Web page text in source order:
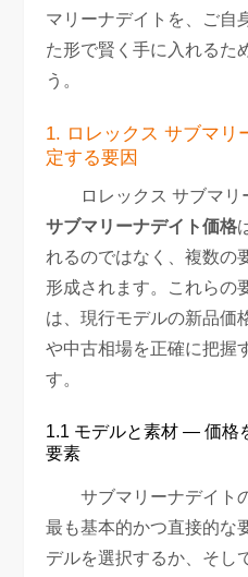
マリーナデイトを、ご自
た形で賢く手に入れるた
う。
1. ロレックス サブマリ
定する要因
ロレックス サブマ
サブマリーナデイト価格
れるのではなく、複数の
形成されます。これらの
は、現行モデルの新品価
や中古相場を正確に把握
す。
1.1 モデルと素材 — 価格
要素
サブマリーナデイト
最も基本的かつ直接的な
デルを選択するか、そし